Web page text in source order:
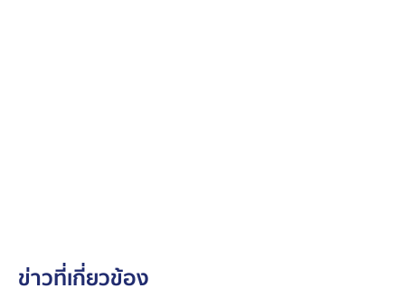
ข่าวที่เกี่ยวข้อง